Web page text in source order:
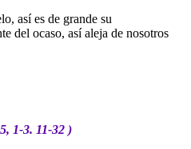
así es de grande su
del ocaso, así aleja de nosotros
1-3. 11-32 )